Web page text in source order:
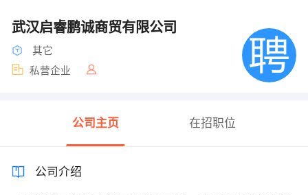
武汉启睿鹏诚商贸有限公司
其它
私营企业
公司主页 在招职位
公司介绍